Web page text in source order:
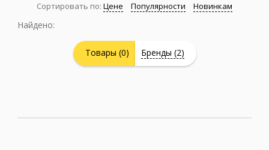
Каталог
Компания
Москва
Сортировать по: Цене Популярности Новинкам
Найдено:
Товары (0) Бренды (2)